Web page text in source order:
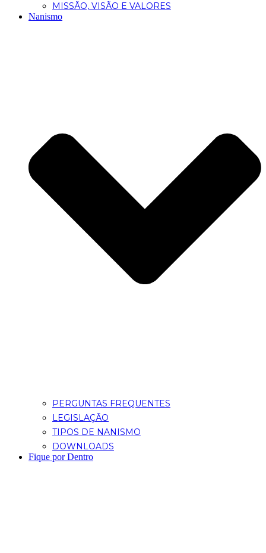
MISSÃO, VISÃO E VALORES
Nanismo
PERGUNTAS FREQUENTES
LEGISLAÇÃO
TIPOS DE NANISMO
DOWNLOADS
Fique por Dentro